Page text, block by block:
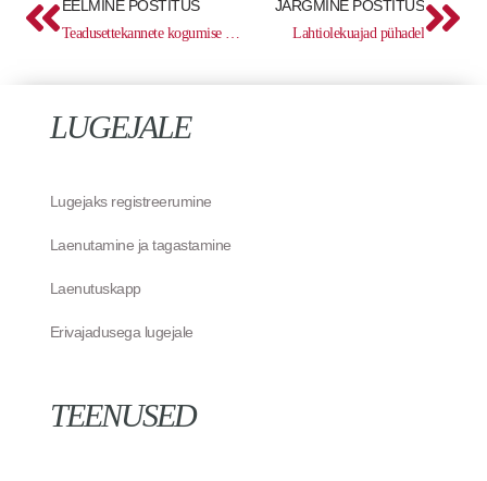
EELMINE POSTITUS JÄRGMINE POSTITUS
Lahtiolekuajad pühadel
LUGEJALE
Lugejaks registreerumine
Laenutamine ja tagastamine
Laenutuskapp
Erivajadusega lugejale
TEENUSED